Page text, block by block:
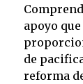
apoyo
de
reforma